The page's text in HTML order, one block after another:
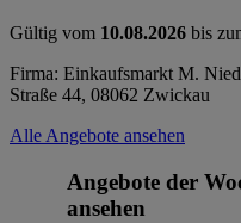
Gültig vom 10.08.2026 bis
Firma: Einkaufsmarkt M.
Straße 44, 08062 Zwickau
Alle Angebote ansehen
Angebote der
ansehen